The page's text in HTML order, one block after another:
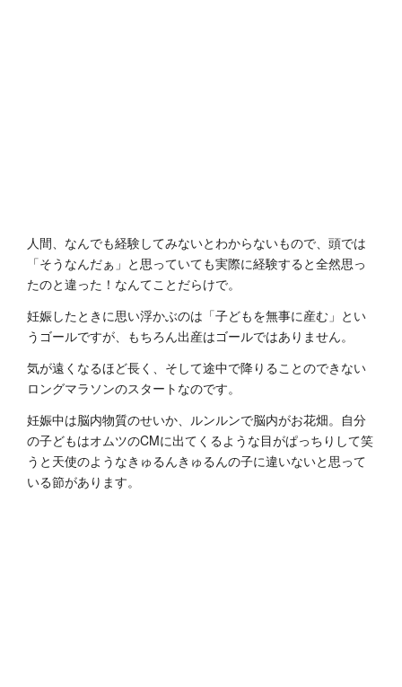
人間、なんでも経験してみないとわからないもので、頭では
「そうなんだぁ」と思っていても実際に経験すると全然思っ
たのと違った！なんてことだらけで。
妊娠したときに思い浮かぶのは「子どもを無事に産む」とい
うゴールですが、もちろん出産はゴールではありません。
気が遠くなるほど長く、そして途中で降りることのできない
ロングマラソンのスタートなのです。
妊娠中は脳内物質のせいか、ルンルンで脳内がお花畑。自分
の子どもはオムツのCMに出てくるような目がぱっちりして笑
うと天使のようなきゅるんきゅるんの子に違いないと思って
いる節があります。